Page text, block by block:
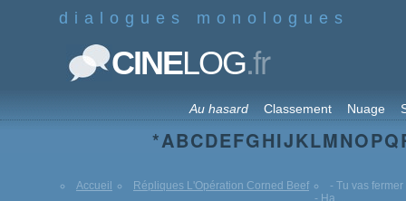
dialogues monologues
CINELOG.fr
Au hasard Classement Nuage
*ABCDEFGHIJKLMNOPQ
Accueil Répliques L'Opération Corned Beef
- Tu vas
- Ha ...